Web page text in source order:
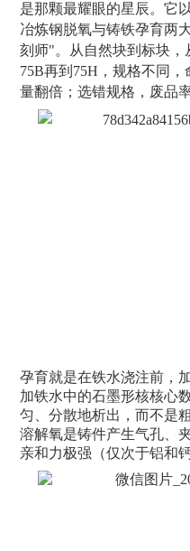
是那颗最耀眼的星辰。它
冶炼钢脱氧与铸铁孕育两
刻师"。从自然块到标块，
75B再到75H，规格不同
量翻倍；选错规格，废品率
孕育就是在铁水浇注前，
加铁水中的石墨形核核心
匀、分散地析出，而不是
溶解氧是铸件产生气孔、
亲和力极强（仅次于铝和钙